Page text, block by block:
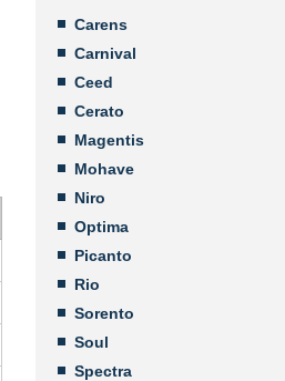
Carens
Carnival
Ceed
Cerato
Magentis
Mohave
Niro
Optima
Picanto
Rio
Sorento
Soul
Spectra